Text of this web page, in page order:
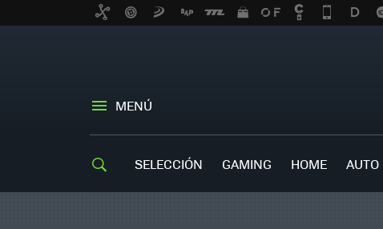
MENÚ
SELECCIÓN GAMING HOME AUTO